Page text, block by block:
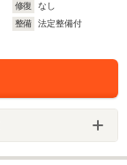
修復
なし
整備
法定整備付